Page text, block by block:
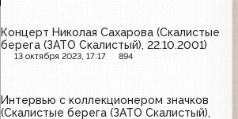
Концерт Николая Сахарова (Скалистые
берега (ЗАТО Скалистый), 22.10.2001)
13 октября 2023, 17:17 894
Интервью с коллекционером значков
(Скалистые берега (ЗАТО Скалистый),